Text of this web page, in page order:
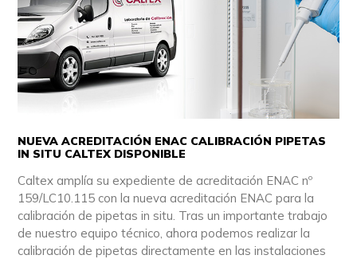
NUEVA ACREDITACIÓN ENAC CALIBRACIÓN PIPETAS
IN SITU CALTEX DISPONIBLE
Caltex amplía su expediente de acreditación ENAC nº
159/LC10.115 con la nueva acreditación ENAC para la
calibración de pipetas in situ. Tras un importante trabajo
de nuestro equipo técnico, ahora podemos realizar la
calibración de pipetas directamente en las instalaciones